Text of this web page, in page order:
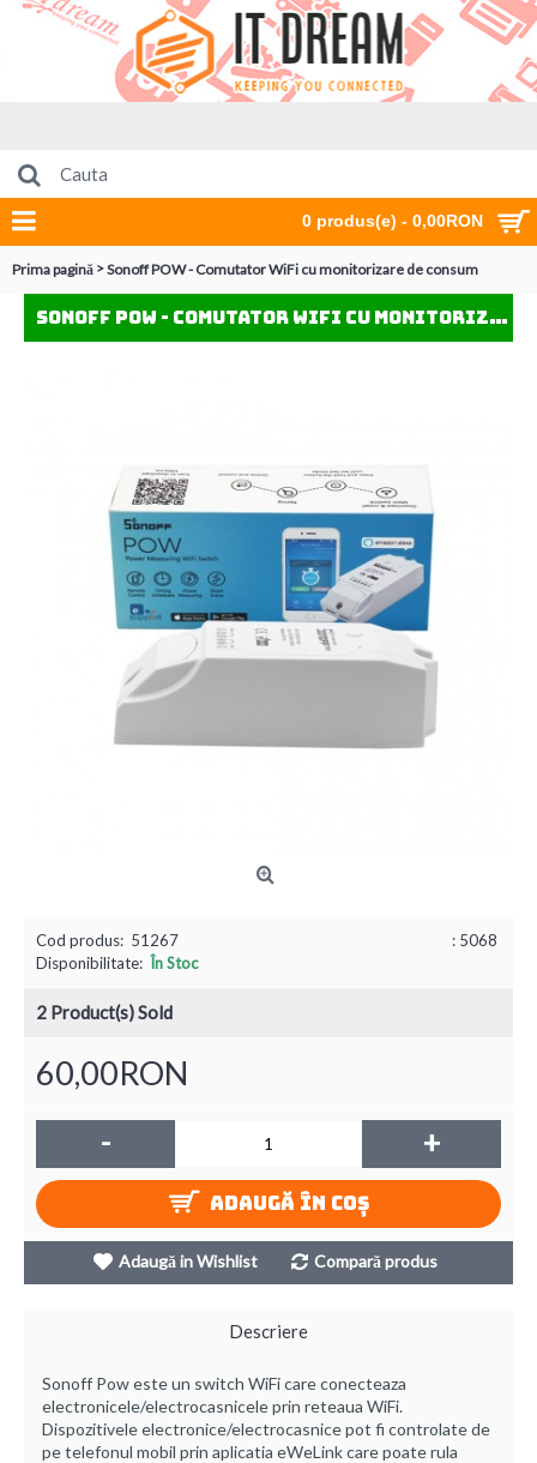
0 produs(e) - 0,00RON
Prima pagină >Sonoff POW - Comutator WiFi cu monitorizare de consum
Sonoff POW - Comutator WiFi cu monitorizare de consum
: 5068
Cod produs: 51267
Disponibilitate: În Stoc
2 Product(s) Sold
60,00RON
- +
ADAUGĂ ÎN COŞ
Adaugă in Wishlist Compară produs
Descriere
Sonoff Pow este un switch WiFi care conecteaza
electronicele/electrocasnicele prin reteaua WiFi.
Dispozitivele electronice/electrocasnice pot fi controlate de
pe telefonul mobil prin aplicatia eWeLink care poate rula